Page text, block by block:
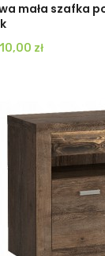
mała szafka
zł